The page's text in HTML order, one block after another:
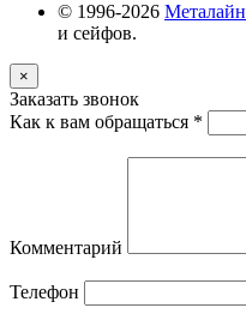
© 1996-2026 Металайн
и сейфов.
×
Заказать звонок
Как к вам обращаться *
Комментарий
Телефон